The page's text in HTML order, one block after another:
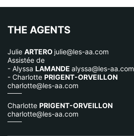
THE AGENTS
Julie ARTERO julie@les-aa.com
Assistée de
- Alyssa LAMANDE alyssa@les-aa.com
- Charlotte PRIGENT-ORVEILLON
charlotte@les-aa.com
Charlotte PRIGENT-ORVEILLON
charlotte@les-aa.com